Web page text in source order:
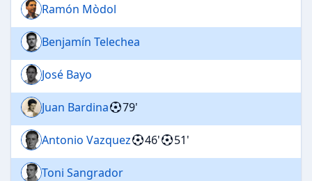
Ramón Mòdol
Benjamín Telechea
José Bayo
Juan Bardina 79'
Antonio Vazquez 46' 51'
Toni Sangrador